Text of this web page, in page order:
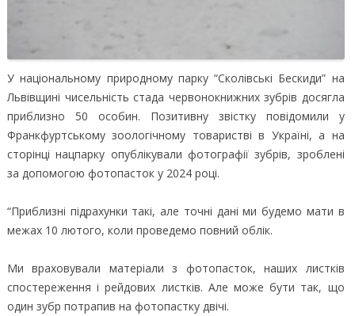
У національному природному парку “Сколівські Бескиди” на
Львівщині чисельність стада червонокнижних зубрів досягла
приблизно 50 особин. Позитивну звістку повідомили у
Франкфуртському зоологічному товаристві в Україні, а на
сторінці нацпарку опублікували фотографії зубрів, зроблені
за допомогою фотопасток у 2024 році.
“Приблизні підрахунки такі, але точні дані ми будемо мати в
межах 10 лютого, коли проведемо повний облік.
Ми враховували матеріали з фотопасток, наших листків
спостереження і рейдових листків. Але може бути так, що
один зубр потрапив на фотопастку двічі.